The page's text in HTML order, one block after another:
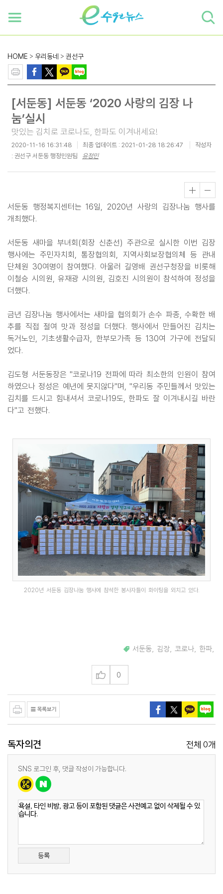
HOME > 우리동네 > 권선구
[서둔동] 서둔동 ‘2020 사랑의 김장 나
눔’실시
맛있는 김치로 코로나도, 한파도 이겨내세요!
2020-11-16 16:31:48 최종 업데이트 : 2021-01-28 18:26:47
작성자
: 권선구 서둔동 행정민원팀 유정민
서둔동 행정복지센터는 16일, 2020년 사랑의 김장나눔 행사를
개최했다.
서둔동 새마을 부녀회(회장 신춘선) 주관으로 실시한 이번 김장
행사에는 주민자치회, 통장협의회, 지역사회보장협의체 등 관내
단체원 30여명이 참여했다. 아울러 길영배 권선구청장을 비롯해
이철승 시의원, 유재광 시의원, 김호진 시의원이 참석하여 정성을
더했다.
금년 김장나눔 행사에서는 새마을 협의회가 손수 파종, 수확한 배
추를 직접 절여 맛과 정성을 더했다. 행사에서 만들어진 김치는
독거노인, 기초생활수급자, 한부모가족 등 130여 가구에 전달되
었다.
김도형 서둔동장은 "코로나19 전파에 따라 최소한의 인원이 참여
하였으나 정성은 예년에 못지않다"며, "우리동 주민들께서 맛있는
김치를 드시고 힘내셔서 코로나19도, 한파도 잘 이겨내시길 바란
다"고 전했다.
2020년 서둔동 김장나눔 행사에 참석한 봉사자들이 화이팅을 외치고 있다.
서둔동 김장 코로나 한파
0
독자의견 전체 0개
SNS 로그인 후, 댓글 작성이 가능합니다.
등록